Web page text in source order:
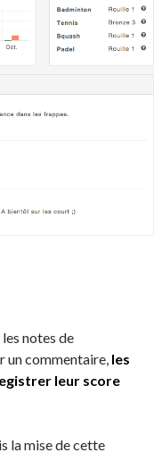
notes de
un commentaire, les
leur score
la mise de cette